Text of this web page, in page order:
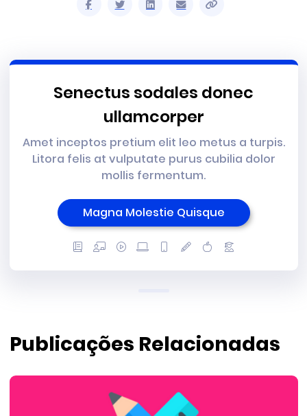
Senectus sodales donec
ullamcorper
Amet inceptos pretium elit leo metus a turpis.
Litora felis at vulputate purus cubilia dolor
mollis fermentum.
Magna Molestie Quisque
Publicações Relacionadas